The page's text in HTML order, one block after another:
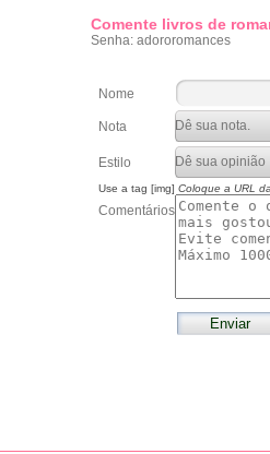
Comente livros de
Senha: adororomances
Nome
Nota
Estilo
Use a tag [img] Coloque a URL
Comentários